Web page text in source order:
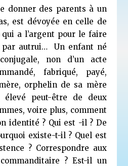
donner des parents à un
est dévoyée en celle de
a l’argent pour le faire
par autrui… Un enfant né
non d’un acte
fabriqué, payé,
orphelin de sa mère
élevé peut-être de deux
voire plus, comment
identité ? Qui est -il ? De
existe-t-il ? Quel est
? Correspondre aux
? Est-il un